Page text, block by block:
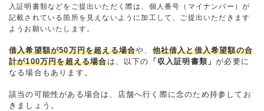
入証明書類などをご提出いただく際は、個人番号（マイナンバー）が
記載されている箇所を見えないように加工して、ご提出いただきます
ようお願いいたします。
借入希望額が50万円を超える場合や、 他社借入と借入希望額の合
計が100万円を超える場合は、以下の 「収入証明書類」が必要に
なる場合もあります。
該当の可能性がある場合は、店舗へ行く際に念のため持参してお
きましょう。